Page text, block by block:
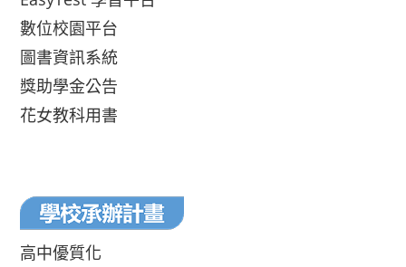
數位校園平台
圖書資訊系統
獎助學金公告
花女教科用書
高中優質化